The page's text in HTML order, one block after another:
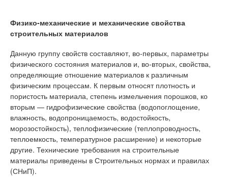
Физико-механические и механические свойства
строительных материалов
Данную группу свойств составляют, во-первых, параметры
физического состояния материалов и, во-вторых, свойства,
определяющие отношение материалов к различным
физическим процессам. К первым относят плотность и
пористость материала, степень измельчения порошков, ко
вторым — гидрофизические свойства (водопоглощение,
влажность, водопроницаемость, водостойкость,
морозостойкость), теплофизические (теплопроводность,
теплоемкость, температурное расширение) и некоторые
другие. Технические требования на строительные
материалы приведены в Строительных нормах и правилах
(СНиП).